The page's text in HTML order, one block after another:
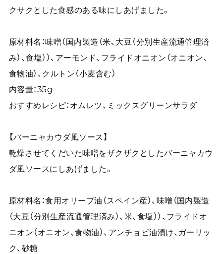
クサクとした食感のある味にしあげました。
原材料名：味噌（国内製造（米、大豆（分別生産流通管理済
み）、食塩））、アーモンド、フライドオニオン（オニオン、
食物油）、クルトン（小麦含む）
内容量：35g
おすすめレシピ：オムレツ、ミックスグリーンサラダ
【バーニャカウダ風ソース】
乾燥させてくだいた味噌をザクザクとしたバーニャカウ
ダ風ソースにしあげました。
原材料名：食用オリーブ油（スペイン産）、味噌（国内製造
（大豆（分別生産流通管理済み）、米、食塩））、フライドオ
ニオン（オニオン、食物油）、アンチョビ油漬け、ガーリッ
ク、砂糖